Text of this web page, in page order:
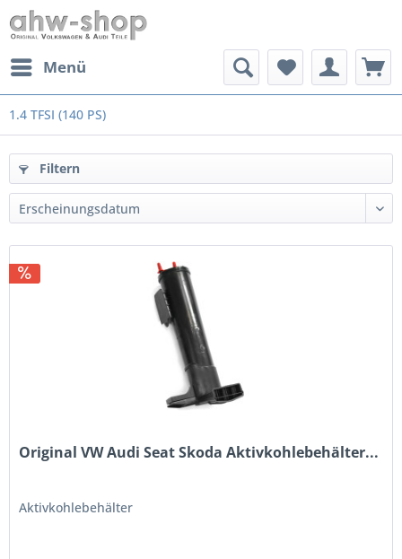
Menü
1.4 TFSI (140 PS)
Filtern
Original VW Audi Seat Skoda Aktivkohlebehälter...
Aktivkohlebehälter